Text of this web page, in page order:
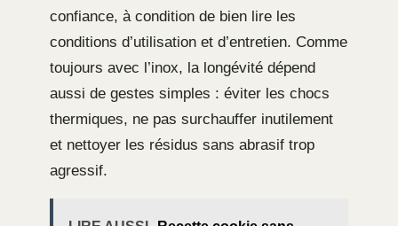
confiance, à condition de bien lire les
conditions d’utilisation et d’entretien. Comme
toujours avec l’inox, la longévité dépend
aussi de gestes simples : éviter les chocs
thermiques, ne pas surchauffer inutilement
et nettoyer les résidus sans abrasif trop
agressif.